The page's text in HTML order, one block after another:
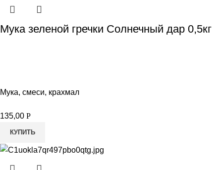
Мука зеленой гречки Солнечный дар 0,5кг
Мука, смеси, крахмал
135,00 Р
КУПИТЬ